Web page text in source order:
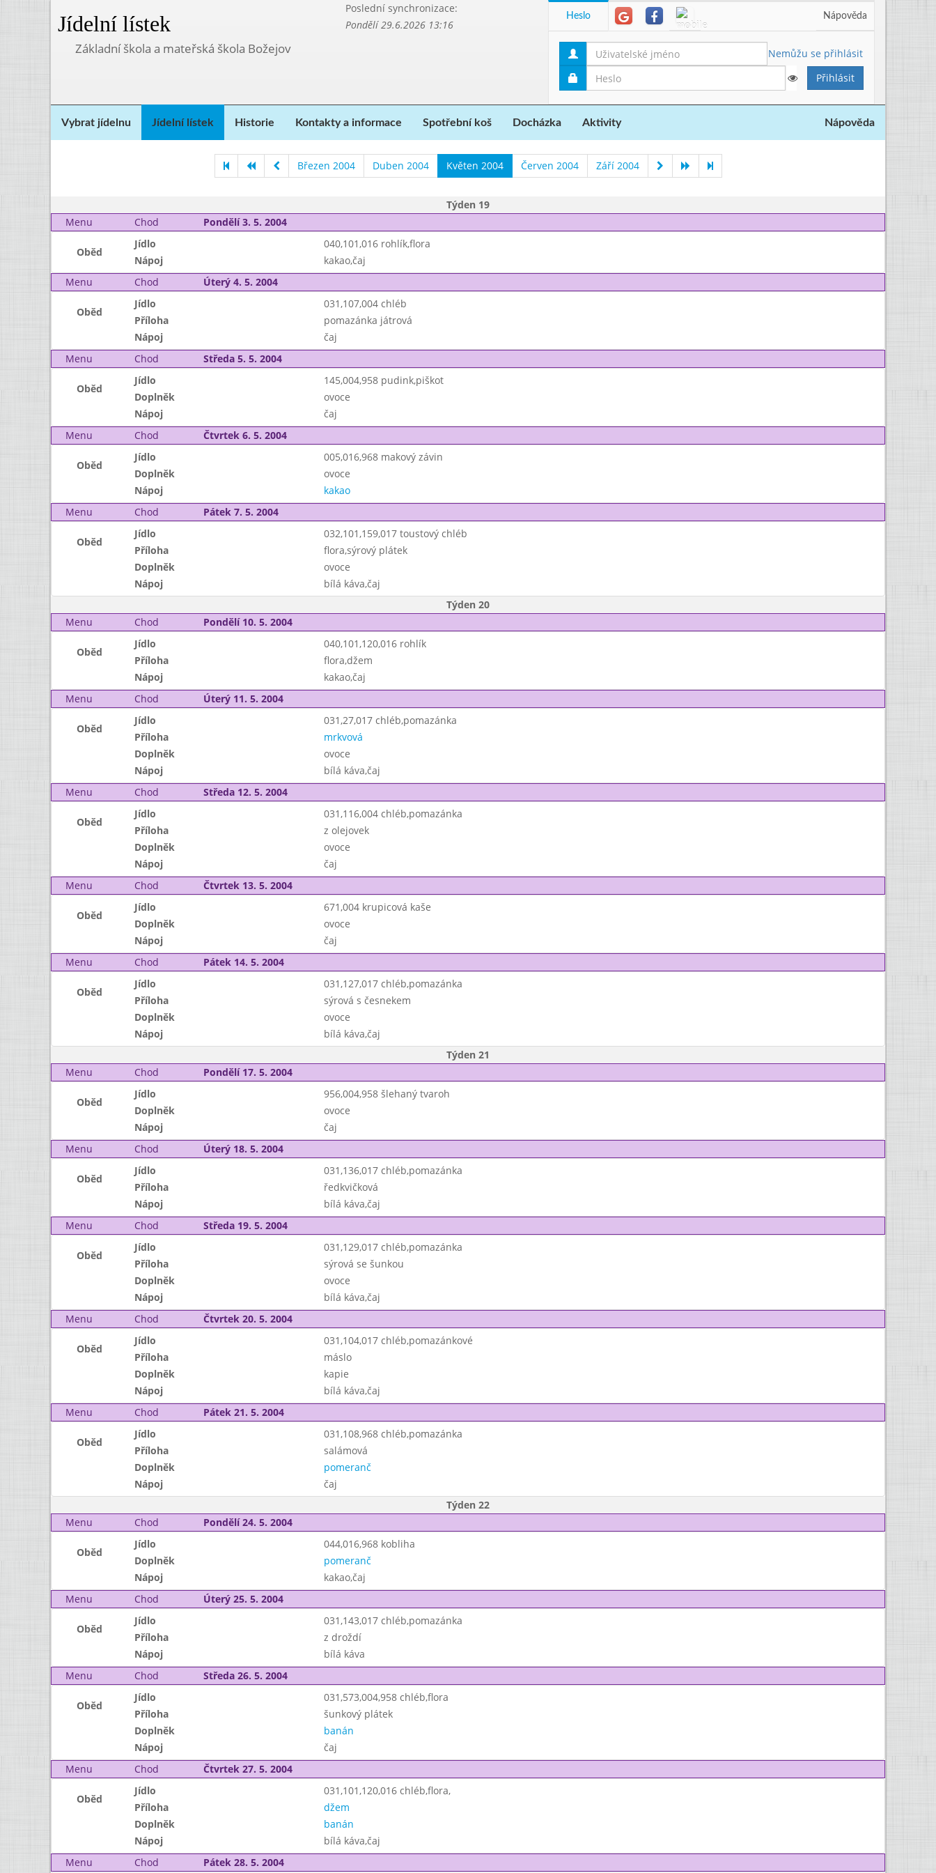
Jídelní lístek
Poslední synchronizace:
Pondělí 29.6.2026 13:16
Základní škola a mateřská škola Božejov
Heslo Nápověda
Nemůžu se přihlásit
Vybrat jídelnu Jídelní lístek Historie Kontakty a informace Spotřební koš Docházka Aktivity Nápověda
Březen 2004 Duben 2004 Květen 2004 Červen 2004 Září 2004
Týden 19
Menu
Chod Pondělí 3. 5. 2004
Oběd
Jídlo
040,101,016 rohlík,flora
Nápoj
kakao,čaj
Menu
Chod Úterý 4. 5. 2004
Oběd
Jídlo
031,107,004 chléb
Příloha
pomazánka játrová
Nápoj
čaj
Menu
Chod Středa 5. 5. 2004
Oběd
Jídlo
145,004,958 pudink,piškot
Doplněk
ovoce
Nápoj
čaj
Menu
Chod Čtvrtek 6. 5. 2004
Oběd
Jídlo
005,016,968 makový závin
Doplněk
ovoce
Nápoj
kakao
Menu
Chod Pátek 7. 5. 2004
Oběd
Jídlo
032,101,159,017 toustový chléb
Příloha
flora,sýrový plátek
Doplněk
ovoce
Nápoj
bílá káva,čaj
Týden 20
Menu
Chod Pondělí 10. 5. 2004
Oběd
Jídlo
040,101,120,016 rohlík
Příloha
flora,džem
Nápoj
kakao,čaj
Menu
Chod Úterý 11. 5. 2004
Oběd
Jídlo
031,27,017 chléb,pomazánka
Příloha
mrkvová
Doplněk
ovoce
Nápoj
bílá káva,čaj
Menu
Chod Středa 12. 5. 2004
Oběd
Jídlo
031,116,004 chléb,pomazánka
Příloha
z olejovek
Doplněk
ovoce
Nápoj
čaj
Menu
Chod Čtvrtek 13. 5. 2004
Oběd
Jídlo
671,004 krupicová kaše
Doplněk
ovoce
Nápoj
čaj
Menu
Chod Pátek 14. 5. 2004
Oběd
Jídlo
031,127,017 chléb,pomazánka
Příloha
sýrová s česnekem
Doplněk
ovoce
Nápoj
bílá káva,čaj
Týden 21
Menu
Chod Pondělí 17. 5. 2004
Oběd
Jídlo
956,004,958 šlehaný tvaroh
Doplněk
ovoce
Nápoj
čaj
Menu
Chod Úterý 18. 5. 2004
Oběd
Jídlo
031,136,017 chléb,pomazánka
Příloha
ředkvičková
Nápoj
bílá káva,čaj
Menu
Chod Středa 19. 5. 2004
Oběd
Jídlo
031,129,017 chléb,pomazánka
Příloha
sýrová se šunkou
Doplněk
ovoce
Nápoj
bílá káva,čaj
Menu
Chod Čtvrtek 20. 5. 2004
Oběd
Jídlo
031,104,017 chléb,pomazánkové
Příloha
máslo
Doplněk
kapie
Nápoj
bílá káva,čaj
Menu
Chod Pátek 21. 5. 2004
Oběd
Jídlo
031,108,968 chléb,pomazánka
Příloha
salámová
Doplněk
pomeranč
Nápoj
čaj
Týden 22
Menu
Chod Pondělí 24. 5. 2004
Oběd
Jídlo
044,016,968 kobliha
Doplněk
pomeranč
Nápoj
kakao,čaj
Menu
Chod Úterý 25. 5. 2004
Oběd
Jídlo
031,143,017 chléb,pomazánka
Příloha
z droždí
Nápoj
bílá káva
Menu
Chod Středa 26. 5. 2004
Oběd
Jídlo
031,573,004,958 chléb,flora
Příloha
šunkový plátek
Doplněk
banán
Nápoj
čaj
Menu
Chod Čtvrtek 27. 5. 2004
Oběd
Jídlo
031,101,120,016 chléb,flora,
Příloha
džem
Doplněk
banán
Nápoj
bílá káva,čaj
Menu
Chod Pátek 28. 5. 2004